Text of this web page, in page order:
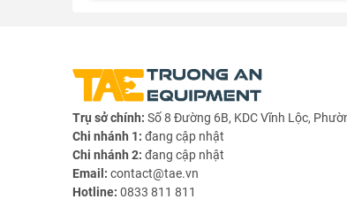
- Vật liệu: Thép Carbon mạ niken
- Tên gọi: Trượt lẫy hoặc còn được gọi
- Kích thước tham khảo:
Trụ sở chính: Số 8 Đường 6B, KDC Vĩnh Lộc,
Chi nhánh 1: đang cập nhật
Chi nhánh 2: đang cập nhật
Email: contact@tae.vn
Hotline: 0833 811 811